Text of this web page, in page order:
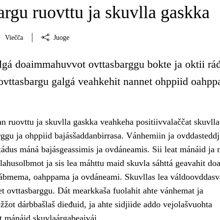
ruovttu ja skuvlla gaskka
Viečča Juoge
doaimmahuvvot ovttasbarggu bokte ja oktii
galgá veahkehit nannet ohppiid
ruovttu ja skuvlla gaskka veahkeha positiivvalaččat skuvlla
ja ohppiid bajásšaddanbirrasa. Vánhemiin ja
máná bajásgeassimis ja ovdáneamis. Sii leat mánáid ja
ja sis lea máhttu maid skuvla sáhttá geavahit
oahppama ja ovdáneami. Skuvllas lea
ovttasbarggu. Dát mearkkaša fuolahit ahte vánhemat ja
dárbbašlaš dieđuid, ja ahte sidjiide addo vejolašvuohta